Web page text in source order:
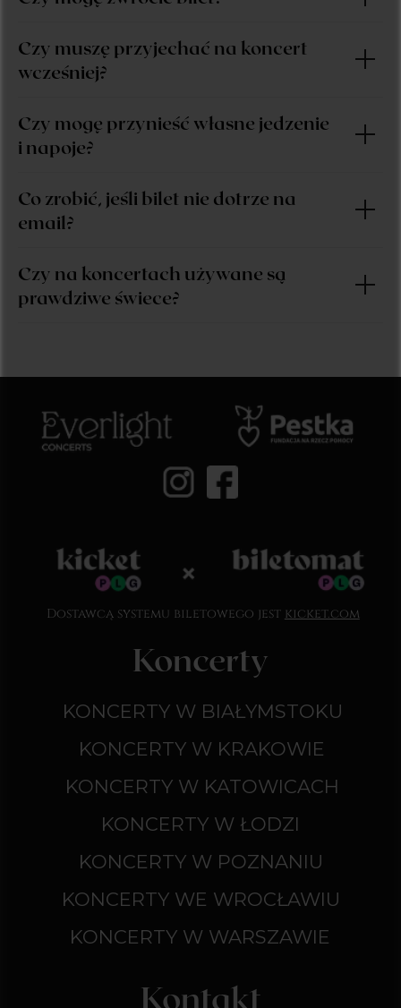
Czy muszę przyjechać na koncert
wcześniej?
Czy mogę przynieść własne jedzenie
i napoje?
Co zrobić, jeśli bilet nie dotrze na
email?
Czy na koncertach używane są
prawdziwe świece?